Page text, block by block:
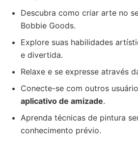
Descubra como criar arte no
Bobbie Goods.
Explore suas habilidades
e divertida.
Relaxe e se expresse através
Conecte-se com outros
aplicativo de amizade.
Aprenda técnicas de pintura
conhecimento prévio.